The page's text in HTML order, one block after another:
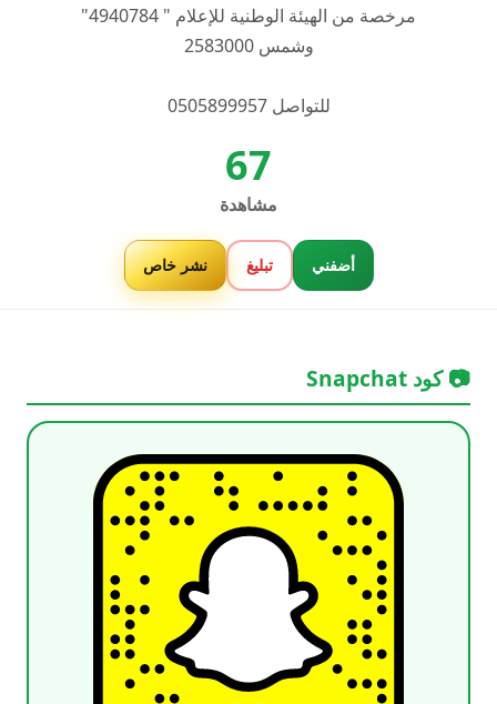
مرخصة من الهيئة الوطنية للإعلام " 4940784"
وشمس 2583000
للتواصل 0505899957
67
مشاهدة
أضفني تبليغ نشر خاص
📷 كود Snapchat